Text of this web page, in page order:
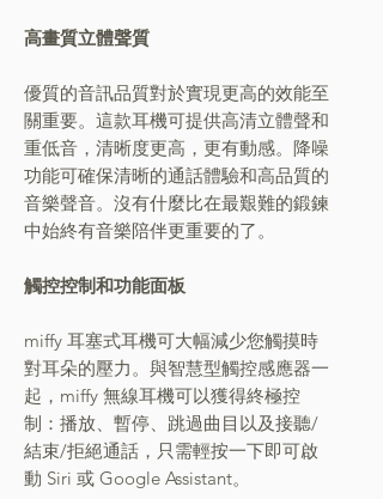
高畫質立體聲質
優質的音訊品質對於實現更高的效能至
關重要。這款耳機可提供高清立體聲和
重低音，清晰度更高，更有動感。降噪
功能可確保清晰的通話體驗和高品質的
音樂聲音。沒有什麼比在最艱難的鍛鍊
中始終有音樂陪伴更重要的了。
觸控控制和功能面板
miffy 耳塞式耳機可大幅減少您觸摸時
對耳朵的壓力。與智慧型觸控感應器一
起，miffy 無線耳機可以獲得終極控
制：播放、暫停、跳過曲目以及接聽/
結束/拒絕通話，只需輕按一下即可啟
動 Siri 或 Google Assistant。